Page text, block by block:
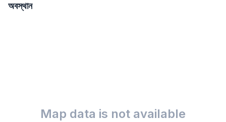
অবস্থান
Map data is not available